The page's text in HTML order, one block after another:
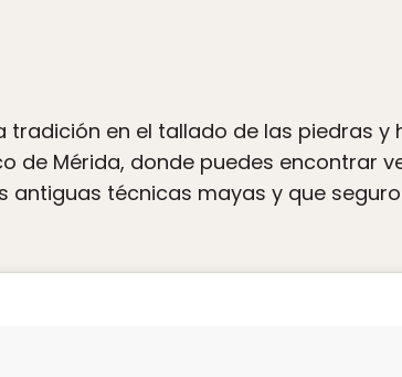
tradición en el tallado de las piedras y
de Mérida, donde puedes encontrar
antiguas técnicas mayas y que